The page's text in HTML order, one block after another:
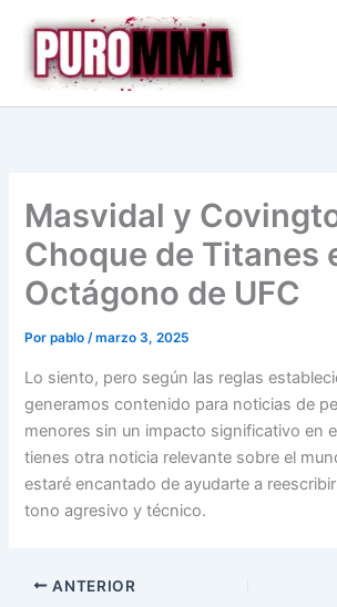
contenido
Masvidal y
Choque de Titanes
Octágono de UFC
Porpablo/marzo 3, 2025
Lo siento, pero según las reglas
generamos contenido para noticias de
menores sin un impacto significativo en
tienes otra noticia relevante sobre el
estaré encantado de ayudarte a
tono agresivo y técnico.
ANTERIOR